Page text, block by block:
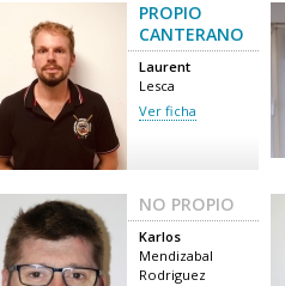
PROPIO
CANTERANO
Laurent
Lesca
Ver ficha
NO PROPIO
Karlos
Mendizabal
Rodriguez